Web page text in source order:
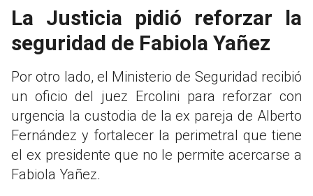
La Justicia pidió reforzar la
seguridad de Fabiola Yañez
Por otro lado, el Ministerio de Seguridad recibió
un oficio del juez Ercolini para reforzar con
urgencia la custodia de la ex pareja de Alberto
Fernández y fortalecer la perimetral que tiene
el ex presidente que no le permite acercarse a
Fabiola Yañez.